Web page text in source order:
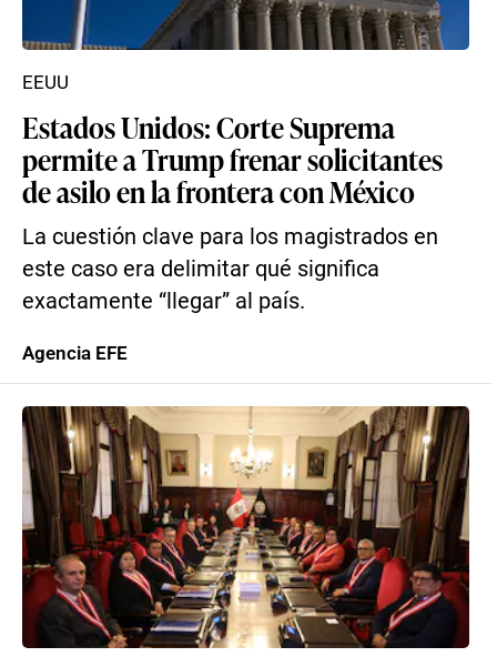
Estados Unidos: Corte Suprema
permite a Trump frenar solicitantes
de asilo en la frontera con México
La cuestión clave para los magistrados en
este caso era delimitar qué significa
exactamente “llegar” al país.
EEUU
Agencia EFE